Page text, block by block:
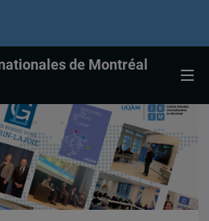
de Montréal